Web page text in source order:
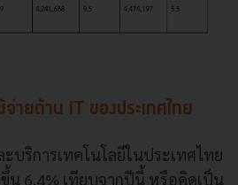
ายด้าน IT ของประเทศไทย
บริการเทคโนโลยีในประเทศไทย
น 6.4% เทียบจากปีนี้ หรือคิดเป็น